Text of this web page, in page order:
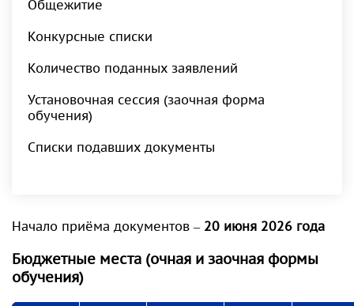
Общежитие
Конкурсные списки
Количество поданных заявлений
Установочная сессия (заочная форма
обучения)
Списки подавших документы
Начало приёма документов – 20 июня 2026 года
Бюджетные места (очная и заочная формы
обучения)